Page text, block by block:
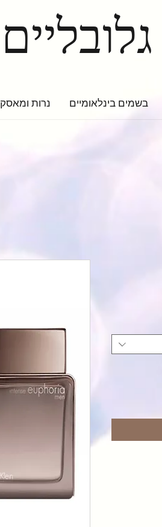
נרות ומאסק בשמים בינלאומיים